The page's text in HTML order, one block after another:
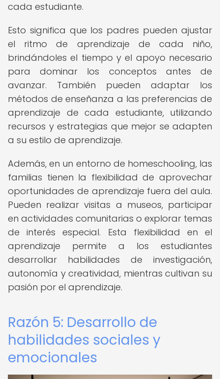
cada estudiante.
Esto significa que los padres pueden ajustar
el ritmo de aprendizaje de cada niño,
brindándoles el tiempo y el apoyo necesario
para dominar los conceptos antes de
avanzar. También pueden adaptar los
métodos de enseñanza a las preferencias de
aprendizaje de cada estudiante, utilizando
recursos y estrategias que mejor se adapten
a su estilo de aprendizaje.
Además, en un entorno de homeschooling, las
familias tienen la flexibilidad de aprovechar
oportunidades de aprendizaje fuera del aula.
Pueden realizar visitas a museos, participar
en actividades comunitarias o explorar temas
de interés especial. Esta flexibilidad en el
aprendizaje permite a los estudiantes
desarrollar habilidades de investigación,
autonomía y creatividad, mientras cultivan su
pasión por el aprendizaje.
Razón 5: Desarrollo de
habilidades sociales y
emocionales